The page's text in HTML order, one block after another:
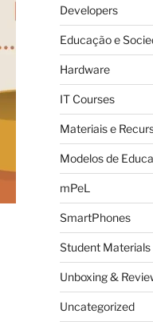
Developers
Educação e
Hardware
IT Courses
Materiais e
Modelos de
mPeL
SmartPhones
Student Materials
Unboxing &
Uncategorized